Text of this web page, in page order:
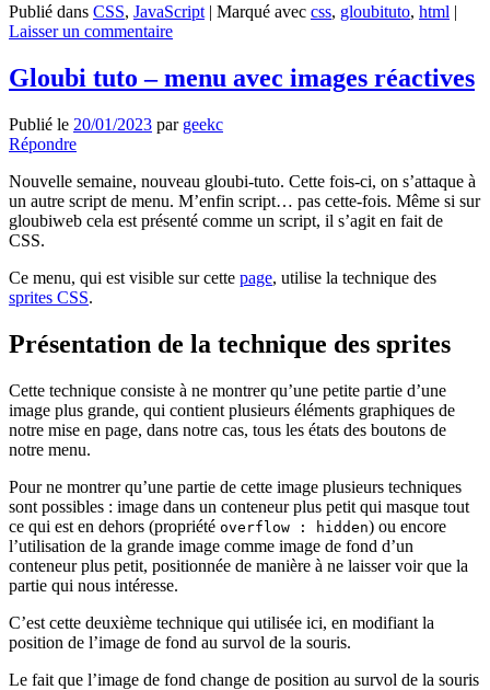
Publié dans CSS, JavaScript | Marqué avec css, gloubituto, html |
Laisser un commentaire
Gloubi tuto – menu avec images réactives
Publié le 20/01/2023 par geekc
Répondre
Nouvelle semaine, nouveau gloubi-tuto. Cette fois-ci, on s’attaque à
un autre script de menu. M’enfin script… pas cette-fois. Même si sur
gloubiweb cela est présenté comme un script, il s’agit en fait de
CSS.
Ce menu, qui est visible sur cette page, utilise la technique des
sprites CSS.
Présentation de la technique des sprites
Cette technique consiste à ne montrer qu’une petite partie d’une
image plus grande, qui contient plusieurs éléments graphiques de
notre mise en page, dans notre cas, tous les états des boutons de
notre menu.
Pour ne montrer qu’une partie de cette image plusieurs techniques
sont possibles : image dans un conteneur plus petit qui masque tout
ce qui est en dehors (propriété overflow : hidden) ou encore
l’utilisation de la grande image comme image de fond d’un
conteneur plus petit, positionnée de manière à ne laisser voir que la
partie qui nous intéresse.
C’est cette deuxième technique qui utilisée ici, en modifiant la
position de l’image de fond au survol de la souris.
Le fait que l’image de fond change de position au survol de la souris